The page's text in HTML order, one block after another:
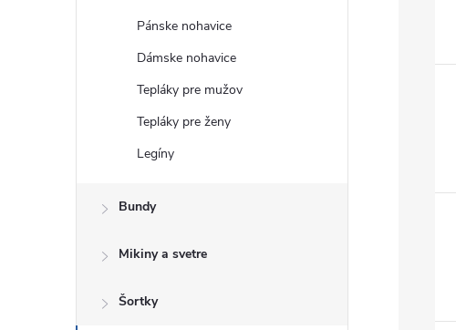
Pánske nohavice
Dámske nohavice
Tepláky pre mužov
Tepláky pre ženy
Legíny
Bundy
Mikiny a svetre
Šortky